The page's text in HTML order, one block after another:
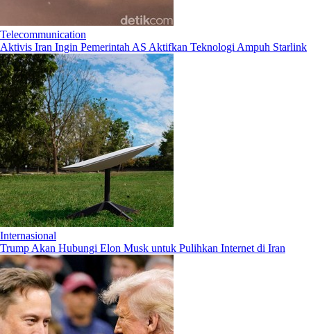
Telecommunication
Aktivis Iran Ingin Pemerintah AS Aktifkan Teknologi Ampuh Starlink
Internasional
Trump Akan Hubungi Elon Musk untuk Pulihkan Internet di Iran